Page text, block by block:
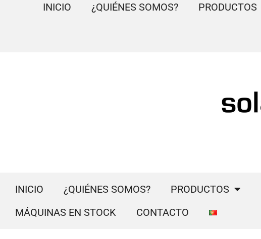
INICIO ¿QUIÉNES SOMOS? PRODUCTOS
INICIO ¿QUIÉNES SOMOS? PRODUCTOS
MÁQUINAS EN STOCK
CONTACTO